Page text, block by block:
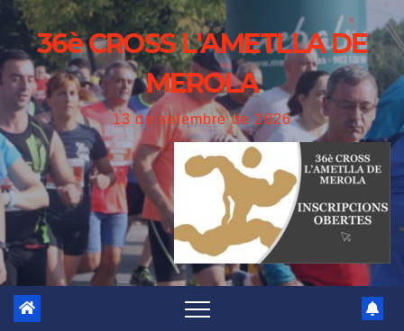
Skip
content
36è CROSS L'AMETLLA DE
MEROLA
13 de setembre de 2026